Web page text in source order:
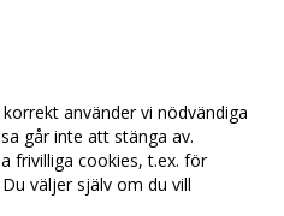
använder vi nödvändiga
går inte att stänga av.
frivilliga cookies, t.ex. för
väljer själv om du vill